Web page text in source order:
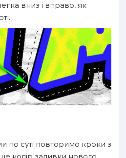
вниз і вправо, як
по суті повторимо кроки з